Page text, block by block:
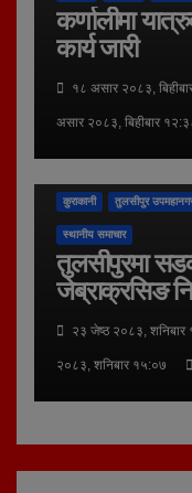
कर्णालीमा
कार्य जारी
१८ असार २०८३,
असार २०८३, बिहीबार
कुराकानी तुलसीपुर
स्थानीय समाचार
तुलसीपुरमा
जेब्राक्रसिङ
२३ जेष्ठ २०८३,
२०८३, शनिबार १५:०७